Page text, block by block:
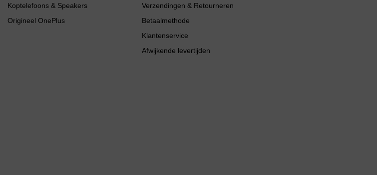
Koptelefoons & Speakers
Origineel OnePlus
Verzendingen & Retourneren
Betaalmethode
Klantenservice
Afwijkende levertijden